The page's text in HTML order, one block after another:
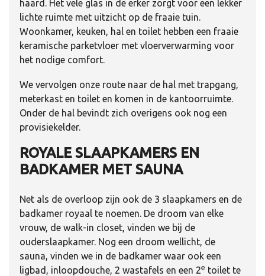
haard. Het vele glas in de erker zorgt voor een lekker
lichte ruimte met uitzicht op de fraaie tuin.
Woonkamer, keuken, hal en toilet hebben een fraaie
keramische parketvloer met vloerverwarming voor
het nodige comfort.
We vervolgen onze route naar de hal met trapgang,
meterkast en toilet en komen in de kantoorruimte.
Onder de hal bevindt zich overigens ook nog een
provisiekelder.
ROYALE SLAAPKAMERS EN
BADKAMER MET SAUNA
Net als de overloop zijn ook de 3 slaapkamers en de
badkamer royaal te noemen. De droom van elke
vrouw, de walk-in closet, vinden we bij de
ouderslaapkamer. Nog een droom wellicht, de
sauna, vinden we in de badkamer waar ook een
ligbad, inloopdouche, 2 wastafels en een 2e toilet te